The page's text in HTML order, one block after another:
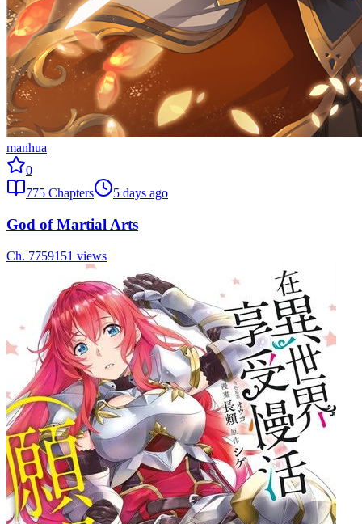
manhua
0
775 Chapters 5 days ago
God of Martial Arts
Ch. 7759151 views